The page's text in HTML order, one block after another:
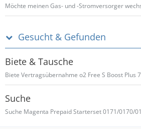
Gesucht & Gefunden
Biete & Tausche
Suche
Suche Magenta Prepaid Starterset 0171/0170/